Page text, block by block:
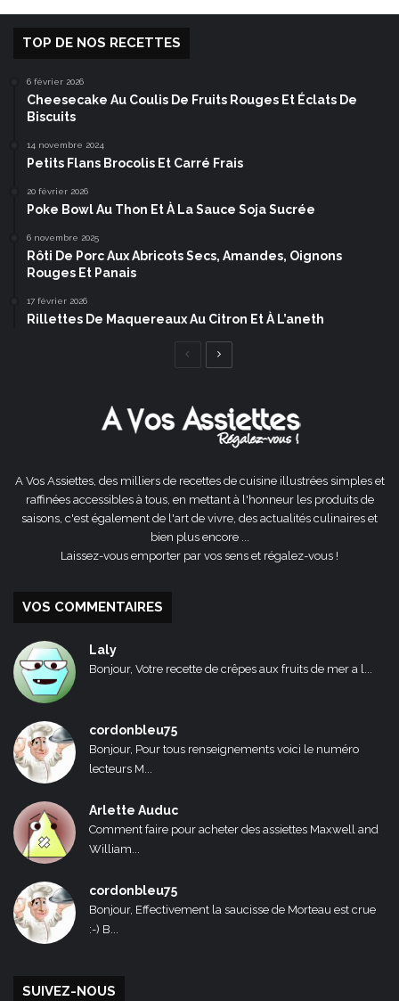
TOP DE NOS RECETTES
6 février 2026
Cheesecake Au Coulis De Fruits Rouges Et Éclats De
Biscuits
14 novembre 2024
Petits Flans Brocolis Et Carré Frais
20 février 2026
Poke Bowl Au Thon Et À La Sauce Soja Sucrée
6 novembre 2025
Rôti De Porc Aux Abricots Secs, Amandes, Oignons
Rouges Et Panais
17 février 2026
Rillettes De Maquereaux Au Citron Et À L’aneth
Page
A Vos Assiettes, des milliers de recettes de cuisine illustrées simples et
raffinées accessibles à tous, en mettant à l'honneur les produits de
saisons, c'est également de l'art de vivre, des actualités culinaires et
bien plus encore ...
Laissez-vous emporter par vos sens et régalez-vous !
VOS COMMENTAIRES
Laly
Bonjour, Votre recette de crêpes aux fruits de mer a l...
cordonbleu75
Bonjour, Pour tous renseignements voici le numéro
lecteurs M...
Arlette Auduc
Comment faire pour acheter des assiettes Maxwell and
William...
cordonbleu75
Bonjour, Effectivement la saucisse de Morteau est crue
:-) B...
SUIVEZ-NOUS